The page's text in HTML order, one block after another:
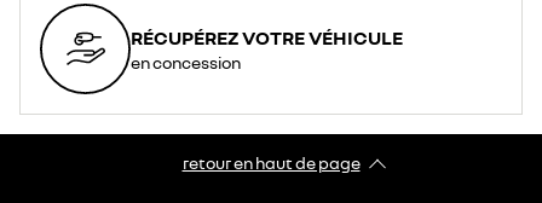
RÉCUPÉREZ VOTRE VÉHICULE
en concession
retour en haut de page​